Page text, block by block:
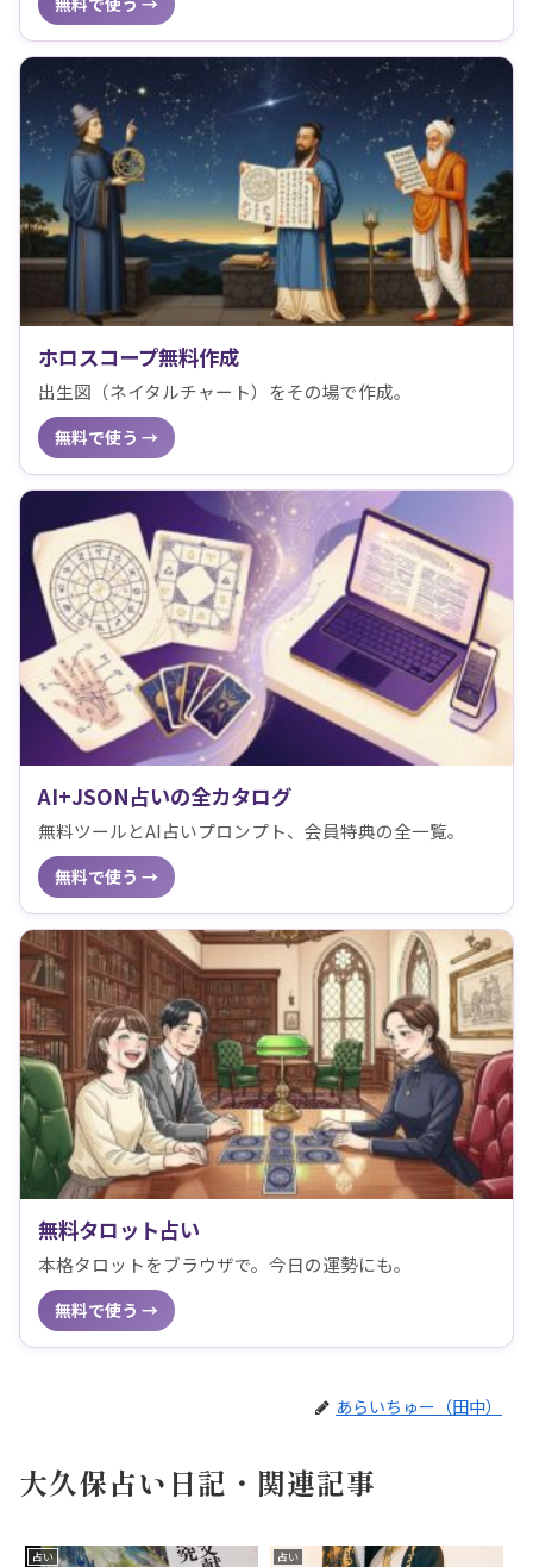
ホロスコープ無料作成
出生図（ネイタルチャート）をその場で作成。
無料で使う →
AI+JSON占いの全カタログ
無料ツールとAI占いプロンプト、会員特典の全一覧。
無料で使う →
無料タロット占い
本格タロットをブラウザで。今日の運勢にも。
無料で使う →
あらいちゅー（田中）
大久保占い日記・関連記事
占い 占い